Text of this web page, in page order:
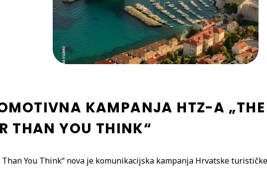
KAMPANJA HTZ-A
THAN YOU THINK“
Than You Think“ nova je komunikacijska kampanja Hrvatske